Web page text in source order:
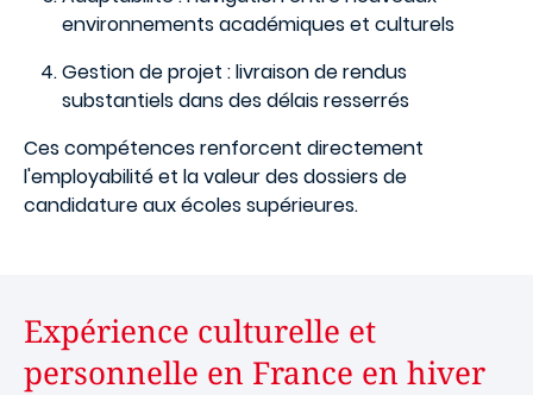
environnements académiques et culturels
Gestion de projet : livraison de rendus
substantiels dans des délais resserrés
Ces compétences renforcent directement
l'employabilité et la valeur des dossiers de
candidature aux écoles supérieures.
Expérience culturelle et
personnelle en France en hiver